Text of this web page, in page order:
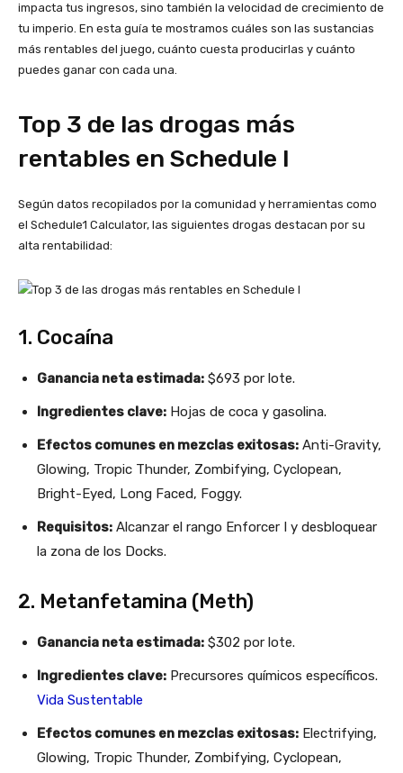
impacta tus ingresos, sino también la velocidad de crecimiento de
tu imperio. En esta guía te mostramos cuáles son las sustancias
más rentables del juego, cuánto cuesta producirlas y cuánto
puedes ganar con cada una.
Top 3 de las drogas más
rentables en Schedule I
Según datos recopilados por la comunidad y herramientas como
el Schedule1 Calculator, las siguientes drogas destacan por su
alta rentabilidad:​
1. Cocaína
Ganancia neta estimada: $693 por lote.​
Ingredientes clave: Hojas de coca y gasolina.​
Efectos comunes en mezclas exitosas: Anti-Gravity,
Glowing, Tropic Thunder, Zombifying, Cyclopean,
Bright-Eyed, Long Faced, Foggy.​
Requisitos: Alcanzar el rango Enforcer I y desbloquear
la zona de los Docks.​
2. Metanfetamina (Meth)
Ganancia neta estimada: $302 por lote.​
Ingredientes clave: Precursores químicos específicos.​
Vida Sustentable
Efectos comunes en mezclas exitosas: Electrifying,
Glowing, Tropic Thunder, Zombifying, Cyclopean,